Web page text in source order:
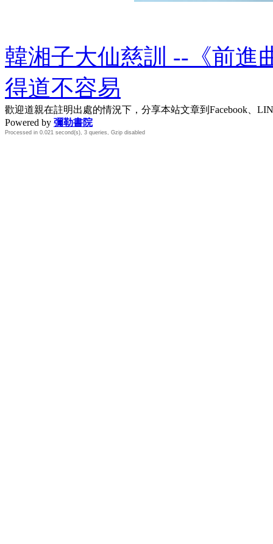
韓湘子大仙慈訓 --《前進
得道不容易
歡迎道親在註明出處的情況下，分享本站文章到Facebook、
Powered by 彌勒書院
Processed in 0.021 second(s), 3 queries, Gzip disabled